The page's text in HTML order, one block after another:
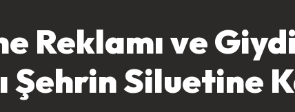
Reklamı ve
Şehrin Siluetine